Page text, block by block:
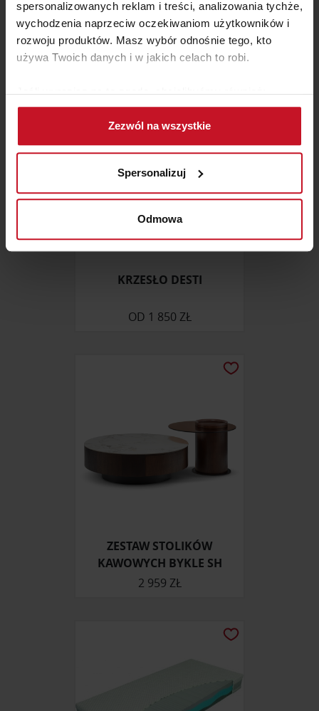
spersonalizowanych reklam i treści, analizowania tychże,
wychodzenia naprzeciw oczekiwaniom użytkowników i
rozwoju produktów. Masz wybór odnośnie tego, kto
używa Twoich danych i w jakich celach to robi.
Jeśli wyrazisz na to zgodę, chcielibyśmy również:
Gromadzić dane dotyczące Twojej lokalizacji
geograficznej z dokładnością nawet do kilku metrów
Identyfikować Twoje urządzenie, aktywnie
(fingerprinting, czyli wirtualny odcisk palca)
Dowiedz się więcej odnośnie tego, jak Twoje osobiste
dane są przetwarzane oraz ustaw własne preferencje w
zmienić lub wycofać swoją zgodę w dowolnej chwili.
Wykorzystujemy pliki cookie do spersonalizowania treści
analizować ruch w naszej witrynie. Informacje o tym, jak
Partnerzy mogą połączyć te informacje z innymi danymi
Zezwól na wszystkie
Spersonalizuj
Odmowa
SOFA Z WYMIENNYM
BOCZKIEM TINY
ZAPYTAJ O CENĘ W SALONIE
KRZESŁO DESTI
OD 1 850 ZŁ
ZESTAW STOLIKÓW
KAWOWYCH BYKLE SH
2 959 ZŁ